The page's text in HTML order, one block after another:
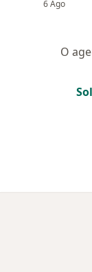
6 Ago
O